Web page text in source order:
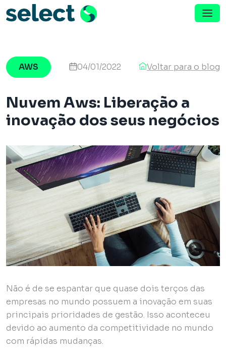
Menu de Navegação
AWS 04/01/2022 Voltar para o blog
Nuvem Aws: Liberação a
inovação dos seus negócios
Não é de se espantar que quase dois terços das
empresas no mundo possuem a inovação em suas
principais prioridades de gestão. Isso aconteceu
devido ao aumento da competitividade no mundo
com rápidas mudanças.